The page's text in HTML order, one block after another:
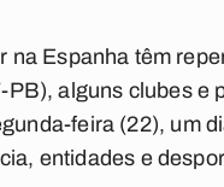
na Espanha têm
alguns clubes e
feira (22), um
entidades e